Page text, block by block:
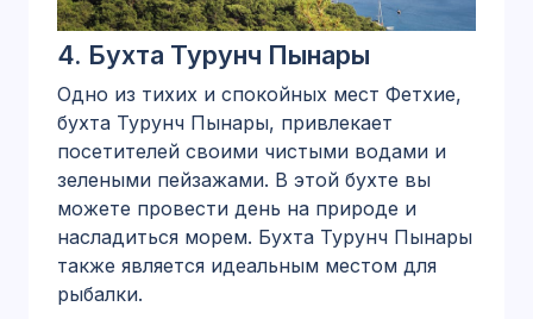
4. Бухта Турунч Пынары
Одно из тихих и спокойных мест Фетхие,
бухта Турунч Пынары, привлекает
посетителей своими чистыми водами и
зелеными пейзажами. В этой бухте вы
можете провести день на природе и
насладиться морем. Бухта Турунч Пынары
также является идеальным местом для
рыбалки.